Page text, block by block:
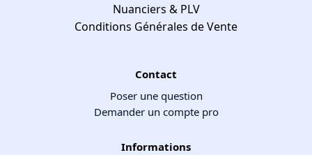
Nuanciers & PLV
Conditions Générales de Vente
Contact
Poser une question
Demander un compte pro
Informations